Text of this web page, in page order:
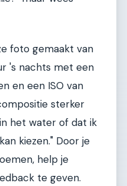
foto gemaakt van
's nachts met een
en een ISO van
sterker
het water of dat ik
kiezen." Door je
help je
te geven.